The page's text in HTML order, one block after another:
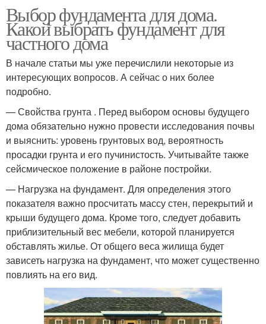
Выбор фундамента для дома.
Какой выбрать фундамент для
частного дома
В начале статьи мы уже перечислили некоторые из
интересующих вопросов. А сейчас о них более
подробно.
— Свойства грунта . Перед выбором основы будущего
дома обязательно нужно провести исследования почвы
и выяснить: уровень грунтовых вод, вероятность
просадки грунта и его пучинистость. Учитывайте также
сейсмическое положение в районе постройки.
— Нагрузка на фундамент. Для определения этого
показателя важно просчитать массу стен, перекрытий и
крыши будущего дома. Кроме того, следует добавить
приблизительный вес мебели, которой планируется
обставлять жилье. От общего веса жилища будет
зависеть нагрузка на фундамент, что может существенно
повлиять на его вид.